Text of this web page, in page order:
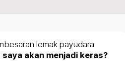
lemak payudara
akan menjadi keras?